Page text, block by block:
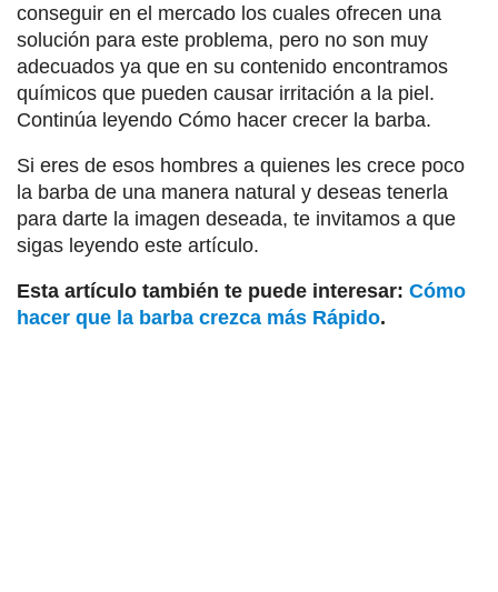
conseguir en el mercado los cuales ofrecen una
solución para este problema, pero no son muy
adecuados ya que en su contenido encontramos
químicos que pueden causar irritación a la piel.
Continúa leyendo Cómo hacer crecer la barba.
Si eres de esos hombres a quienes les crece poco
la barba de una manera natural y deseas tenerla
para darte la imagen deseada, te invitamos a que
sigas leyendo este artículo.
Esta artículo también te puede interesar: Cómo
hacer que la barba crezca más Rápido.